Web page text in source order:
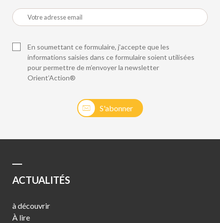
S'abonner
En soumettant ce formulaire, j’accepte que les
informations saisies dans ce formulaire soient utilisées
pour permettre de m’envoyer la newsletter
Orient’Action®
ACTUALITÉS
à découvrir
À lire